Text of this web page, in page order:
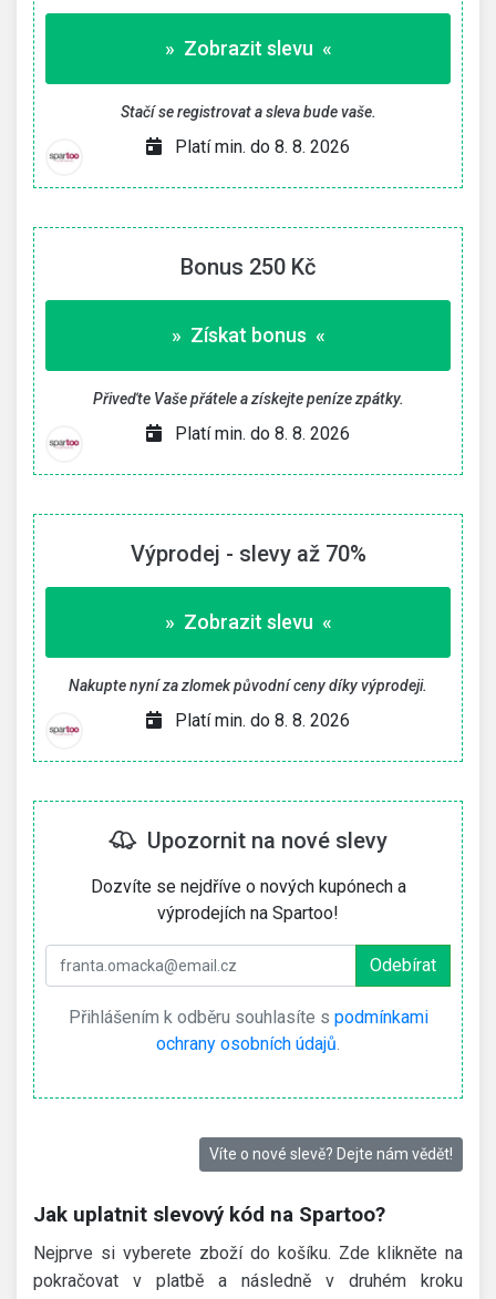
» Zobrazit slevu «
Stačí se registrovat a sleva bude vaše.
Platí min. do 8. 8. 2026
Bonus 250 Kč
» Získat bonus «
Přiveďte Vaše přátele a získejte peníze zpátky.
Platí min. do 8. 8. 2026
Výprodej - slevy až 70%
» Zobrazit slevu «
Nakupte nyní za zlomek původní ceny díky výprodeji.
Platí min. do 8. 8. 2026
Upozornit na nové slevy
Dozvíte se nejdříve o nových kupónech a
výprodejích na Spartoo!
Přihlášením k odběru souhlasíte s podmínkami
ochrany osobních údajů.
Víte o nové slevě? Dejte nám vědět!
Jak uplatnit slevový kód na Spartoo?
Nejprve si vyberete zboží do košíku. Zde klikněte na
pokračovat v platbě a následně v druhém kroku